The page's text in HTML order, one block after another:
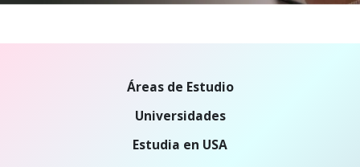
Áreas de Estudio
Universidades
Estudia en USA